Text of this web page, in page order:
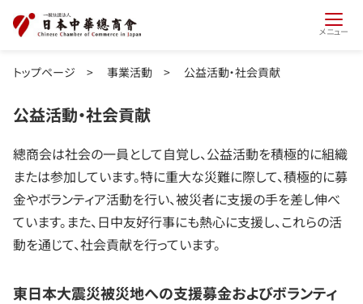
メニュー
トップページ > 事業活動 > 公益活動・社会貢献
公益活動・社会貢献
總商会は社会の一員として自覚し、公益活動を積極的に組織
または参加しています。特に重大な災難に際して、積極的に募
金やボランティア活動を行い、被災者に支援の手を差し伸べ
ています。また、日中友好行事にも熱心に支援し、これらの活
動を通じて、社会貢献を行っています。
東日本大震災被災地への支援募金およびボランティ